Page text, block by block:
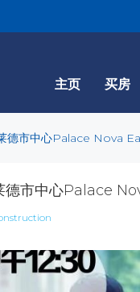
主页 买房
德市中心Palace Nova
德市中心Palace